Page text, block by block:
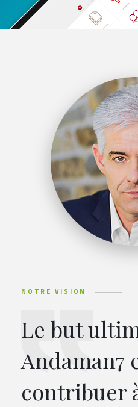
NOTRE VISION
Le but
Andaman7
contribuer